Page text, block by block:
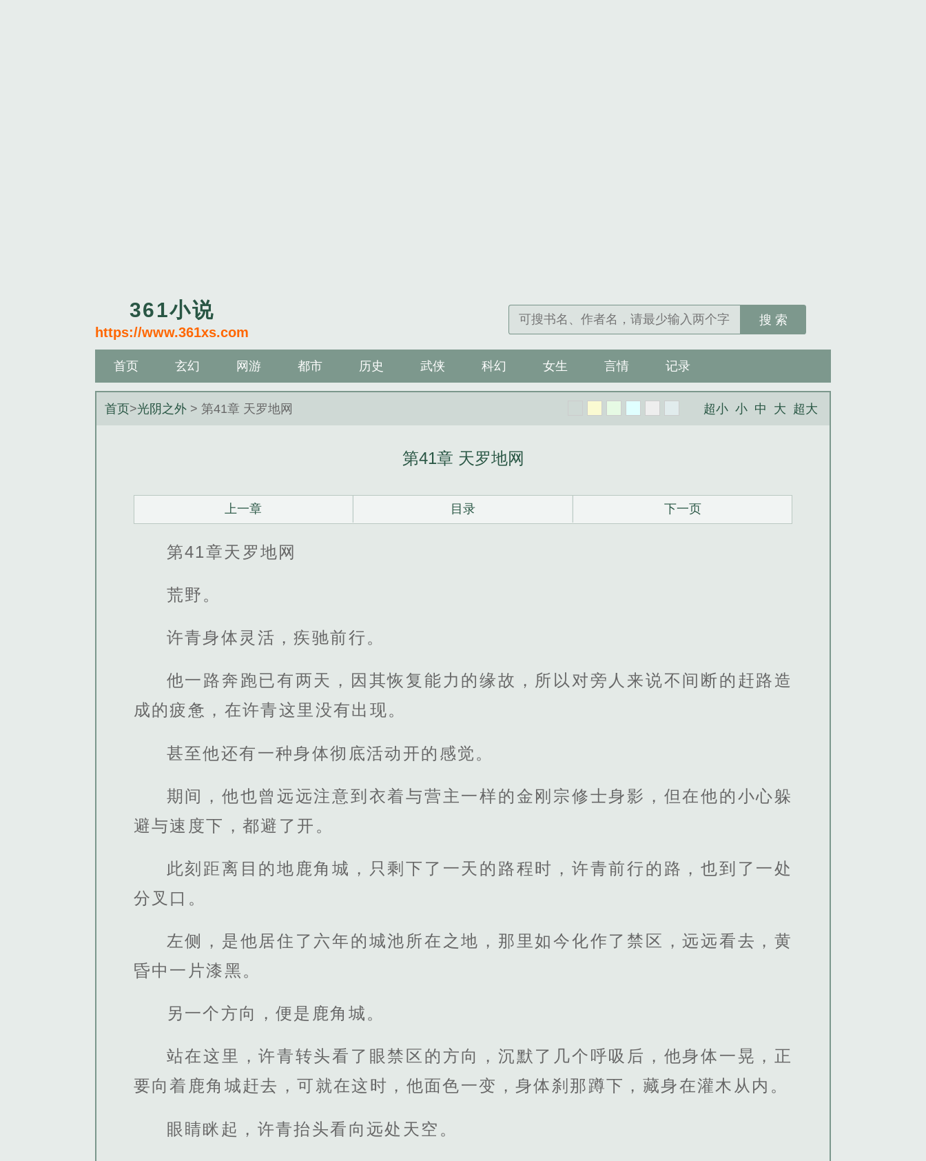
361小说
https://www.361xs.com
搜 索
首页 玄幻 网游 都市 历史 武侠 科幻 女生 言情 记录
首页>光阴之外 > 第41章 天罗地网 超小 小 中 大 超大
第41章 天罗地网
上一章 目录 下一页
第41章天罗地网
荒野。
许青身体灵活，疾驰前行。
他一路奔跑已有两天，因其恢复能力的缘故，所以对旁人来说不间断的赶路造
成的疲惫，在许青这里没有出现。
甚至他还有一种身体彻底活动开的感觉。
期间，他也曾远远注意到衣着与营主一样的金刚宗修士身影，但在他的小心躲
避与速度下，都避了开。
此刻距离目的地鹿角城，只剩下了一天的路程时，许青前行的路，也到了一处
分叉口。
左侧，是他居住了六年的城池所在之地，那里如今化作了禁区，远远看去，黄
昏中一片漆黑。
另一个方向，便是鹿角城。
站在这里，许青转头看了眼禁区的方向，沉默了几个呼吸后，他身体一晃，正
要向着鹿角城赶去，可就在这时，他面色一变，身体刹那蹲下，藏身在灌木从内。
眼睛眯起，许青抬头看向远处天空。